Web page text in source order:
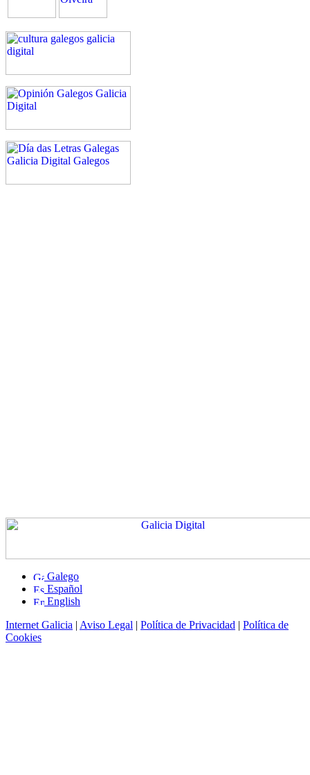
Galego
Español
English
Internet Galicia | Aviso Legal | Política de Privacidad | Política de
Cookies